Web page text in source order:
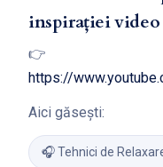
inspirației video
👉
https://
Aici găsești:
🎧 Tehnici de